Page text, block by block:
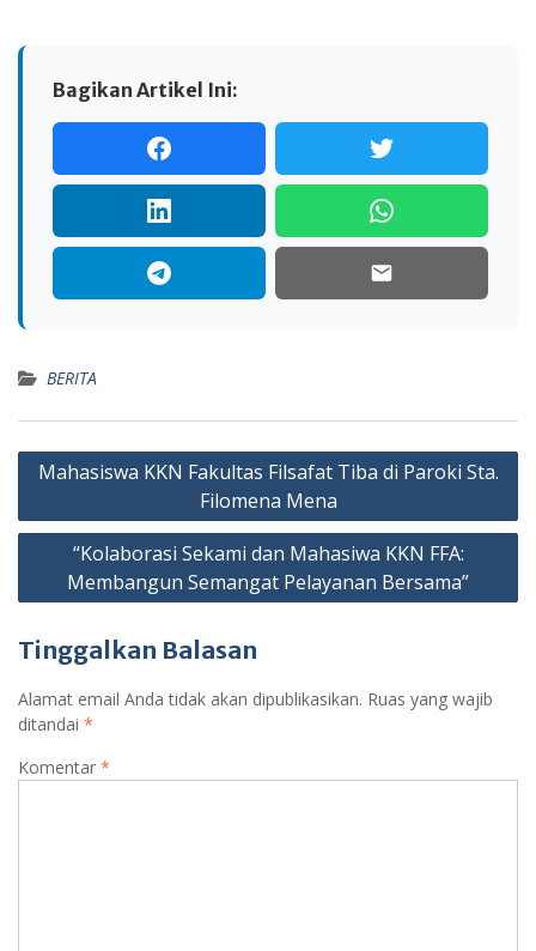
Bagikan Artikel Ini:
BERITA
Navigasi
Mahasiswa KKN Fakultas Filsafat Tiba di Paroki Sta.
Filomena Mena
“Kolaborasi Sekami dan Mahasiwa KKN FFA:
Membangun Semangat Pelayanan Bersama”
Tinggalkan Balasan
Alamat email Anda tidak akan dipublikasikan. Ruas yang wajib
ditandai *
Komentar *